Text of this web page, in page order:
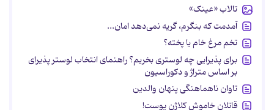
تالاب «عینک»
آمدمت که بنگرم، گریه نمی‌دهد امان...
تخم مرغ خام یا پخته؟
برای پذیرایی چه لوستری بخریم؟ راهنمای انتخاب لوستر پذیرای
بر اساس متراژ و دکوراسیون
تاوان ناهماهنگی پنهان والدین
قاتلان خاموش کلاژن پوست!